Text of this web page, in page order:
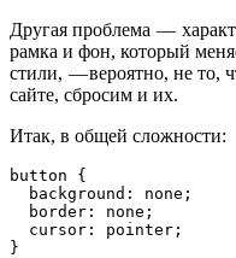
Другая проблема —
рамка и фон, который
стили, — вероятно, не то,
сайте, сбросим и их.
Итак, в общей сложности:
button {
  background: none;
  border: none;
  cursor: pointer;
}